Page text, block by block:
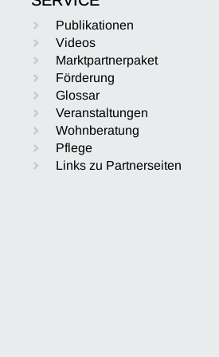
Publikationen
Videos
Marktpartnerpaket
Förderung
Glossar
Veranstaltungen
Wohnberatung
Pflege
Links zu Partnerseiten